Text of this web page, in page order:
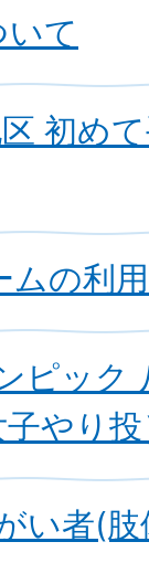
て
初め
ムの利
ピック
やり
い者(